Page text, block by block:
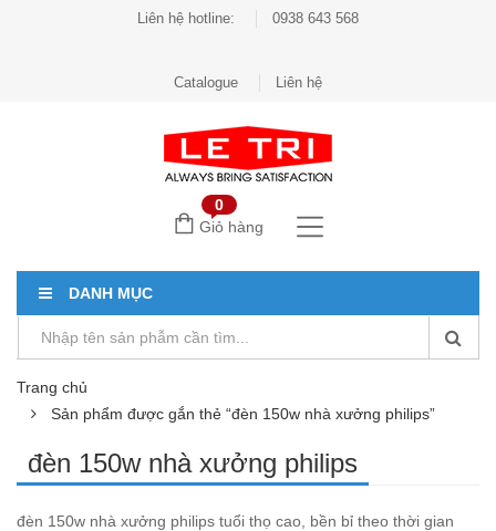
Liên hệ hotline: 0938 643 568
Catalogue Liên hệ
0
Giỏ hàng
DANH MỤC
Trang chủ
Sản phẩm được gắn thẻ “đèn 150w nhà xưởng philips”
đèn 150w nhà xưởng philips
đèn 150w nhà xưởng philips tuổi thọ cao, bền bỉ theo thời gian